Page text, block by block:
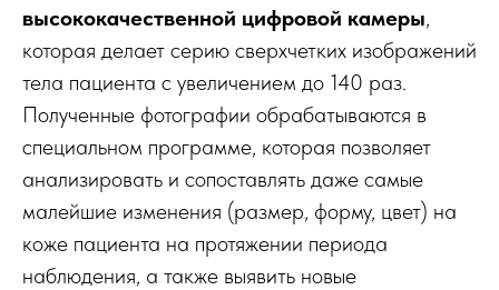
высококачественной цифровой камеры,
которая делает серию сверхчетких изображений
тела пациента с увеличением до 140 раз.
Полученные фотографии обрабатываются в
специальном программе, которая позволяет
анализировать и сопоставлять даже самые
малейшие изменения (размер, форму, цвет) на
коже пациента на протяжении периода
наблюдения, а также выявить новые